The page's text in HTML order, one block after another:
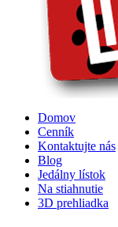
Domov
Cenník
Kontaktujte nás
Blog
Jedálny lístok
Na stiahnutie
3D prehliadka